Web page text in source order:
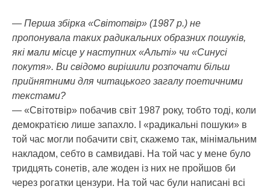
— Перша збірка «Світотвір» (1987 р.) не
пропонувала таких радикальних образних пошуків,
які мали місце у наступних «Альті» чи «Синусі
покутя». Ви свідомо вирішили розпочати більш
прийнятними для читацького загалу поетичними
текстами?
— «Світотвір» побачив світ 1987 року, тобто тоді, коли
демократією лише запахло. І «радикальні пошуки» в
той час могли побачити світ, скажемо так, мінімальним
накладом, себто в самвидаві. На той час у мене було
тридцять сонетів, але жоден із них не пройшов би
через рогатки цензури. На той час були написані всі